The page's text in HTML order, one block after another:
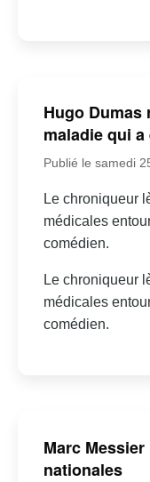
Hugo Dumas
maladie qui
Publié le samedi
Le chroniqueur
médicales
comédien.
Le chroniqueur
médicales
comédien.
Marc
nationales